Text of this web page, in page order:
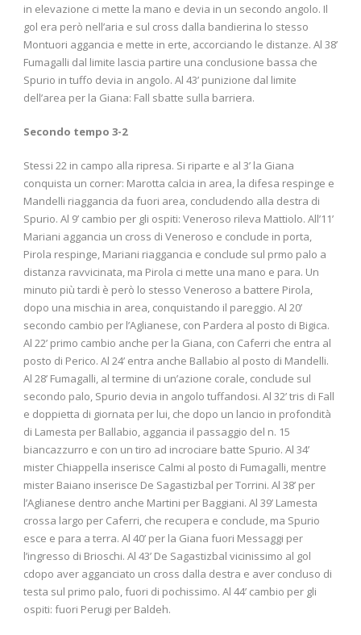
in elevazione ci mette la mano e devia in un secondo angolo. Il
gol era però nell’aria e sul cross dalla bandierina lo stesso
Montuori aggancia e mette in erte, accorciando le distanze. Al 38’
Fumagalli dal limite lascia partire una conclusione bassa che
Spurio in tuffo devia in angolo. Al 43’ punizione dal limite
dell’area per la Giana: Fall sbatte sulla barriera.
Secondo tempo 3-2
Stessi 22 in campo alla ripresa. Si riparte e al 3’ la Giana
conquista un corner: Marotta calcia in area, la difesa respinge e
Mandelli riaggancia da fuori area, concludendo alla destra di
Spurio. Al 9’ cambio per gli ospiti: Veneroso rileva Mattiolo. All’11’
Mariani aggancia un cross di Veneroso e conclude in porta,
Pirola respinge, Mariani riaggancia e conclude sul prmo palo a
distanza ravvicinata, ma Pirola ci mette una mano e para. Un
minuto più tardi è però lo stesso Veneroso a battere Pirola,
dopo una mischia in area, conquistando il pareggio. Al 20’
secondo cambio per l’Aglianese, con Pardera al posto di Bigica.
Al 22’ primo cambio anche per la Giana, con Caferri che entra al
posto di Perico. Al 24’ entra anche Ballabio al posto di Mandelli.
Al 28’ Fumagalli, al termine di un’azione corale, conclude sul
secondo palo, Spurio devia in angolo tuffandosi. Al 32’ tris di Fall
e doppietta di giornata per lui, che dopo un lancio in profondità
di Lamesta per Ballabio, aggancia il passaggio del n. 15
biancazzurro e con un tiro ad incrociare batte Spurio. Al 34’
mister Chiappella inserisce Calmi al posto di Fumagalli, mentre
mister Baiano inserisce De Sagastizbal per Torrini. Al 38’ per
l’Aglianese dentro anche Martini per Baggiani. Al 39’ Lamesta
crossa largo per Caferri, che recupera e conclude, ma Spurio
esce e para a terra. Al 40’ per la Giana fuori Messaggi per
l’ingresso di Brioschi. Al 43’ De Sagastizbal vicinissimo al gol
cdopo aver agganciato un cross dalla destra e aver concluso di
testa sul primo palo, fuori di pochissimo. Al 44’ cambio per gli
ospiti: fuori Perugi per Baldeh.